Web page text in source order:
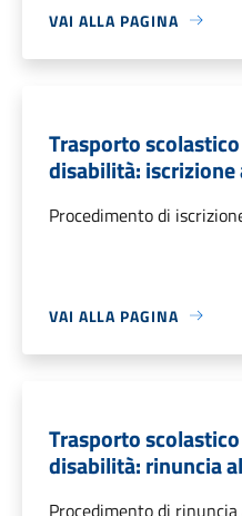
VAI ALLA PAGINA
Trasporto
disabilità: iscrizione
Procedimento di
VAI ALLA PAGINA
Trasporto
disabilità: rinuncia
Procedimento di